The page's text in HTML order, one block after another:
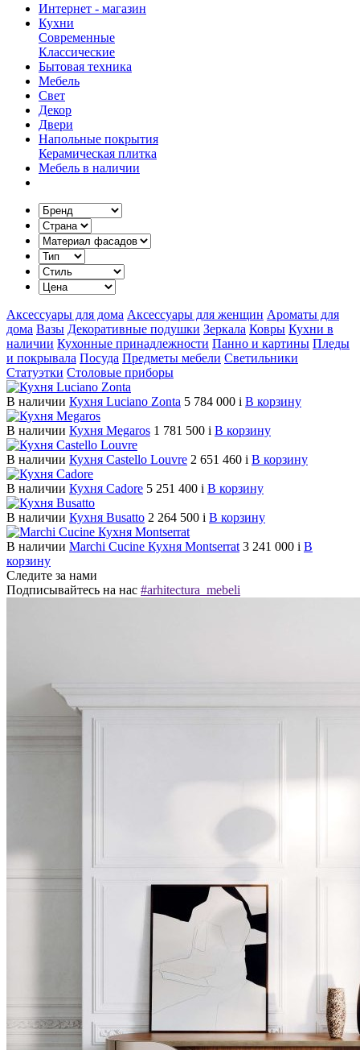
Интернет - магазин
Кухни
Современные
Классические
Бытовая техника
Мебель
Свет
Декор
Двери
Напольные покрытия
Керамическая плитка
Мебель в наличии
Аксессуары для дома Аксессуары для женщин Ароматы для
дома Вазы Декоративные подушки Зеркала Ковры Кухни в
наличии Кухонные принадлежности Панно и картины Пледы
и покрывала Посуда Предметы мебели Светильники
Статуэтки Столовые приборы
В наличии Кухня Luciano Zonta 5 784 000 i В корзину
В наличии Кухня Megaros 1 781 500 i В корзину
В наличии Кухня Castello Louvre 2 651 460 i В корзину
В наличии Кухня Cadore 5 251 400 i В корзину
В наличии Кухня Busatto 2 264 500 i В корзину
В наличии Marchi Cucine Кухня Montserrat 3 241 000 i В
корзину
Следите за нами
Подписывайтесь на нас #arhitectura_mebeli